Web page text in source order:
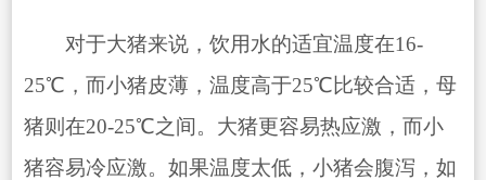
对于大猪来说，饮用水的适宜温度在16-
25℃，而小猪皮薄，温度高于25℃比较合适，母
猪则在20-25℃之间。大猪更容易热应激，而小
猪容易冷应激。如果温度太低，小猪会腹泻，如